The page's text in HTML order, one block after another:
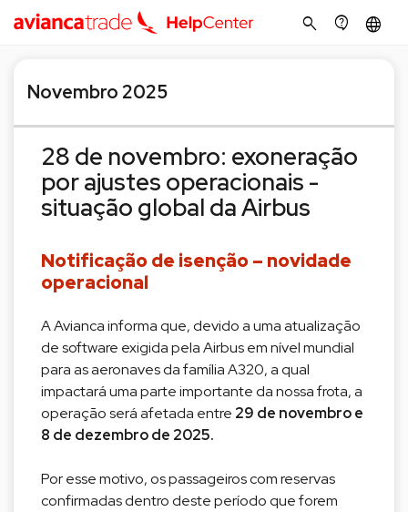
search contact_support language
Novembro 2025
28 de novembro: exoneração
por ajustes operacionais -
situação global da Airbus
Notificação de isenção – novidade
operacional
A Avianca informa que, devido a uma atualização
de software exigida pela Airbus em nível mundial
para as aeronaves da família A320, a qual
impactará uma parte importante da nossa frota, a
operação será afetada entre 29 de novembro e
8 de dezembro de 2025.
Por esse motivo, os passageiros com reservas
confirmadas dentro deste período que forem